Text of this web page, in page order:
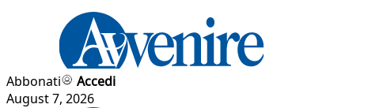
Abbonati
Accedi
August 7, 2026